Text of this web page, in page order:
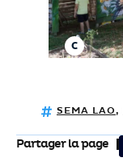
SEMA LAO,
Partager la page